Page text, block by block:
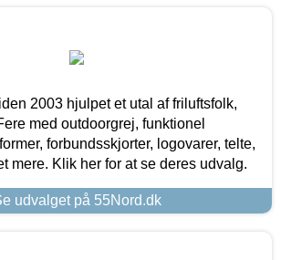
2003 hjulpet et utal af friluftsfolk,
med outdoorgrej, funktionel
forbundsskjorter, logovarer, telte,
mere. Klik her for at se deres udvalg.
udvalget på 55Nord.dk